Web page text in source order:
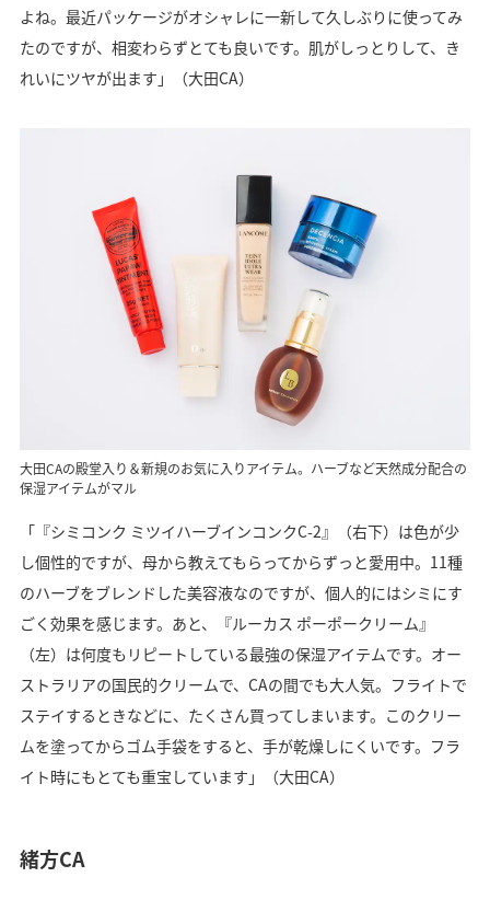
よね。最近パッケージがオシャレに一新して久しぶりに使ってみ
たのですが、相変わらずとても良いです。肌がしっとりして、き
れいにツヤが出ます」（大田CA）
大田CAの殿堂入り＆新規のお気に入りアイテム。ハーブなど天然成分配合の
保湿アイテムがマル
「『シミコンク ミツイハーブインコンクC-2』（右下）は色が少
し個性的ですが、母から教えてもらってからずっと愛用中。11種
のハーブをブレンドした美容液なのですが、個人的にはシミにす
ごく効果を感じます。あと、『ルーカス ポーポークリーム』
（左）は何度もリピートしている最強の保湿アイテムです。オー
ストラリアの国民的クリームで、CAの間でも大人気。フライトで
ステイするときなどに、たくさん買ってしまいます。このクリー
ムを塗ってからゴム手袋をすると、手が乾燥しにくいです。フラ
イト時にもとても重宝しています」（大田CA）
緒方CA